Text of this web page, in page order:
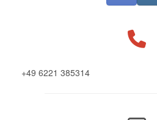
+49 6221 385314